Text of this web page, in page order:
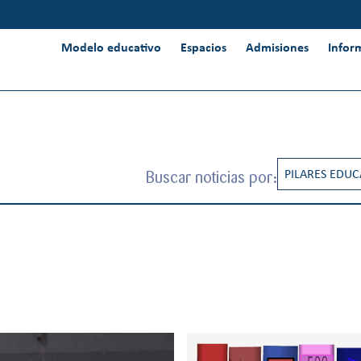
Modelo educativo Espacios Admisiones
Buscar noticias por: PILARES
CREATIVIDAD